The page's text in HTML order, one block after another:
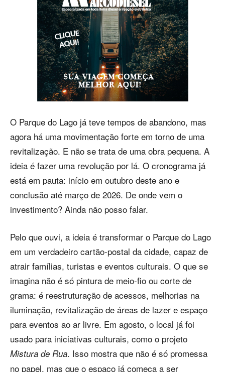
O Parque do Lago já teve tempos de abandono, mas
agora há uma movimentação forte em torno de uma
revitalização. E não se trata de uma obra pequena. A
ideia é fazer uma revolução por lá. O cronograma já
está em pauta: início em outubro deste ano e
conclusão até março de 2026. De onde vem o
investimento? Ainda não posso falar.
Pelo que ouvi, a ideia é transformar o Parque do Lago
em um verdadeiro cartão-postal da cidade, capaz de
atrair famílias, turistas e eventos culturais. O que se
imagina não é só pintura de meio-fio ou corte de
grama: é reestruturação de acessos, melhorias na
iluminação, revitalização de áreas de lazer e espaço
para eventos ao ar livre. Em agosto, o local já foi
usado para iniciativas culturais, como o projeto
Mistura de Rua. Isso mostra que não é só promessa
no papel, mas que o espaço já começa a ser